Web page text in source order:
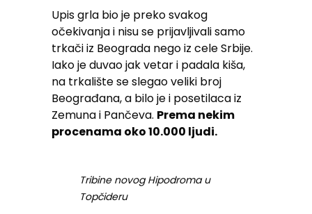
Upis grla bio je preko svakog
očekivanja i nisu se prijavljivali samo
trkači iz Beograda nego iz cele Srbije.
Iako je duvao jak vetar i padala kiša,
na trkalište se slegao veliki broj
Beograđana, a bilo je i posetilaca iz
Zemuna i Pančeva. Prema nekim
procenama oko 10.000 ljudi.
Tribine novog Hipodroma u
Topčideru